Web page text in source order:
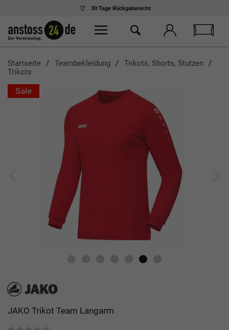
30 Tage Rückgaberecht
Startseite Teambekleidung
Trikots, Shorts, Stutzen
Trikots
Sale
JAKO Trikot Team Langarm